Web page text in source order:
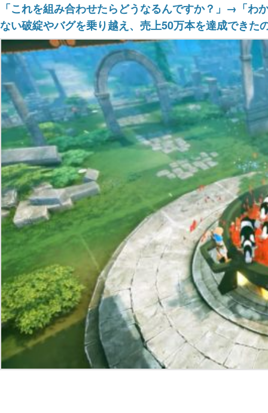
「これを組み合わせたらどうなるんですか？」→「
ない破綻やバグを乗り越え、売上50万本を達成できた